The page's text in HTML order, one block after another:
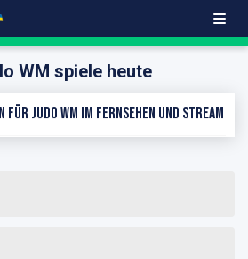
WM spiele heute
Judo WM im Fernsehen und Stream